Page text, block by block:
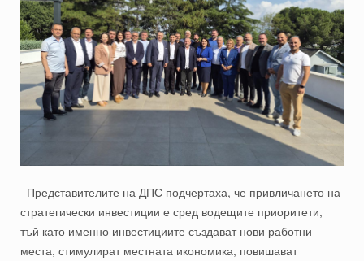
Представителите на ДПС подчертаха, че привличането на
стратегически инвестиции е сред водещите приоритети,
тъй като именно инвестициите създават нови работни
места, стимулират местната икономика, повишават